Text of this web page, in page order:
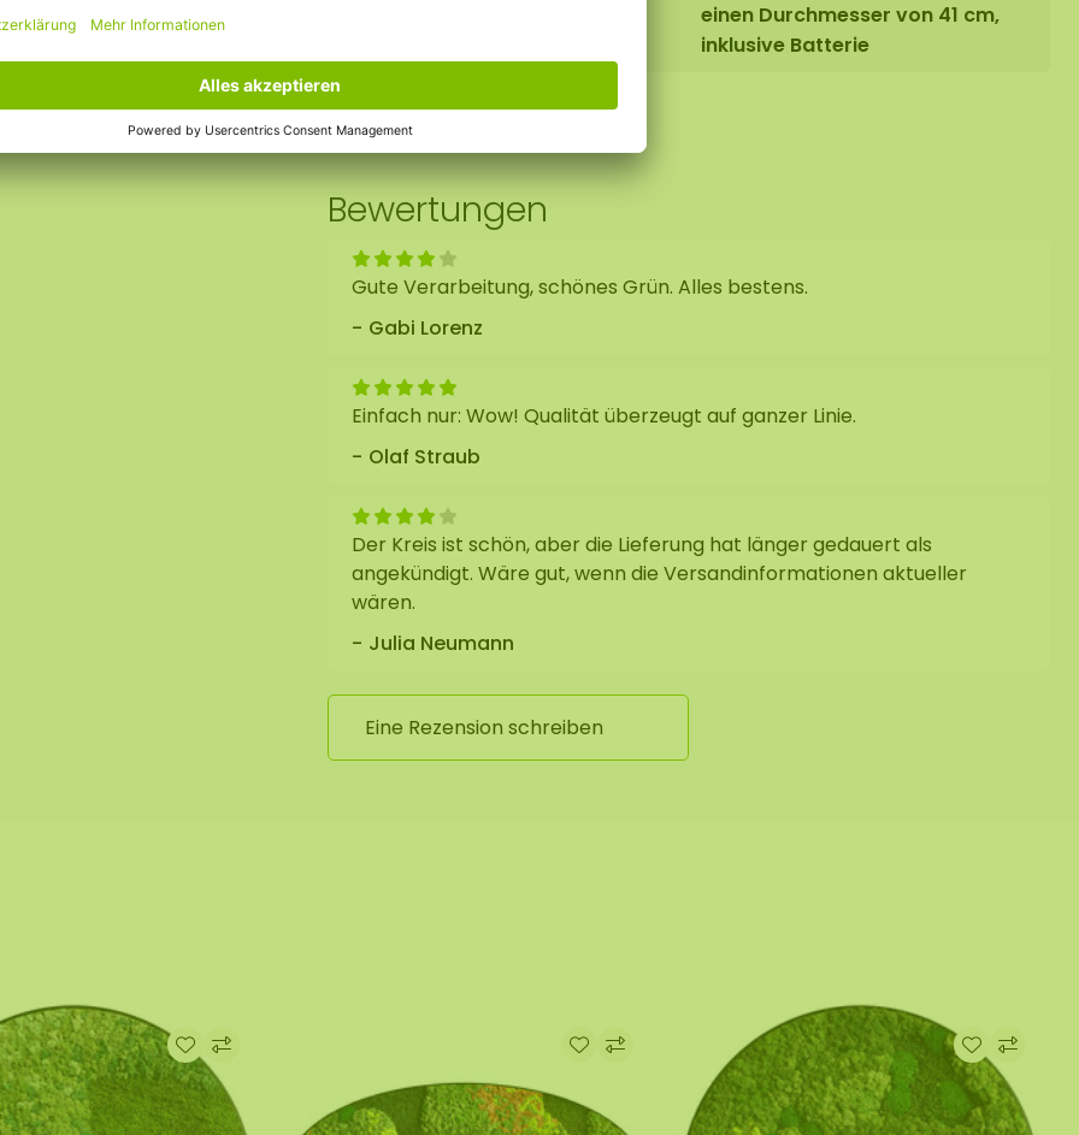
erfordert 0%
Moos nicht mehr
oder Düngen. Die
und haben eine
Sorgfalt für
einen Durchmesser von 41 cm,
inklusive Batterie
Bewertungen
Gute Verarbeitung, schönes Grün. Alles bestens.
Gabi Lorenz
Einfach nur: Wow! Qualität überzeugt auf ganzer Linie.
Olaf Straub
Der Kreis ist schön, aber die Lieferung hat länger gedauert als
angekündigt. Wäre gut, wenn die Versandinformationen aktueller
wären.
Julia Neumann
Eine Rezension schreiben